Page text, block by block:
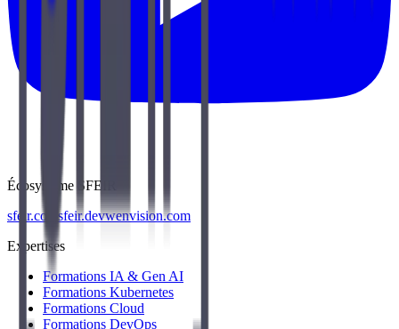
Écosystème SFEIR
sfeir.com sfeir.devwenvision.com
Expertises
Formations IA & Gen AI
Formations Kubernetes
Formations Cloud
Formations DevOps